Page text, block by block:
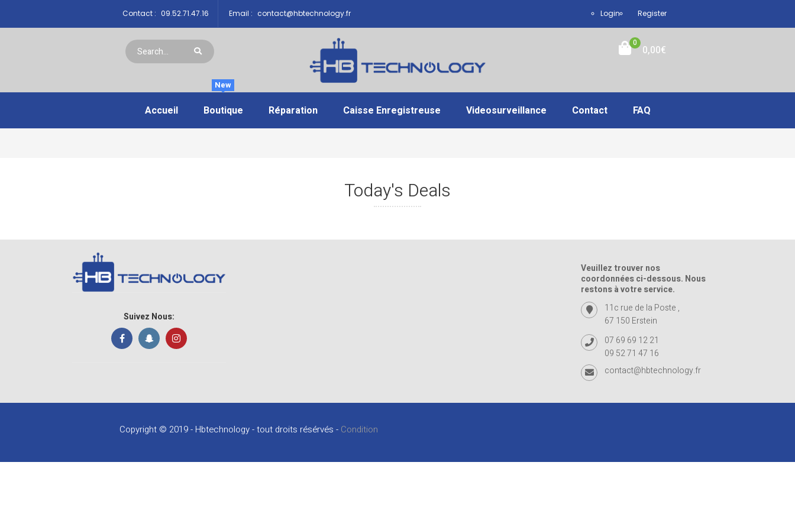
Contact : 09.52.71.47.16 Email : contact@hbtechnology.fr Login Register
0
0,00€
Accueil Boutique
New
Réparation Caisse Enregistreuse Videosurveillance Contact FAQ
Today's Deals
Suivez Nous:
Veuillez trouver nos
coordonnées ci-dessous. Nous
restons à votre service.
11c rue de la Poste ,
67 150 Erstein
07 69 69 12 21
09 52 71 47 16
contact@hbtechnology.fr
Copyright © 2019 - Hbtechnology - tout droits résérvés - Condition